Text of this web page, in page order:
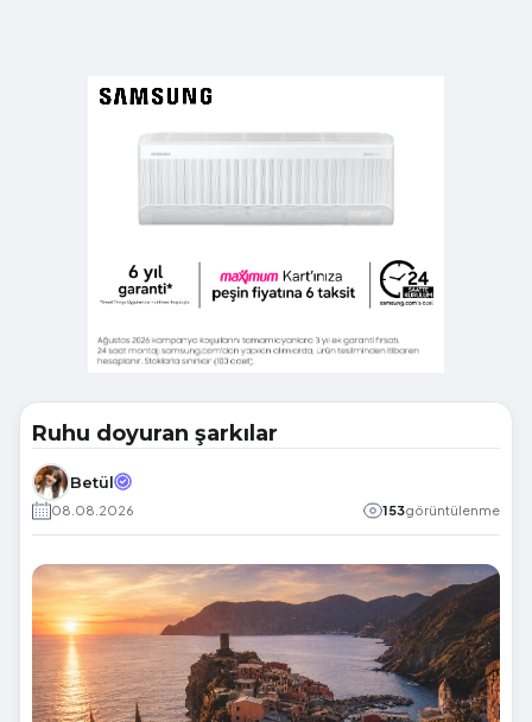
Ruhu doyuran şarkılar
Betül
08.08.2026 153görüntülenme